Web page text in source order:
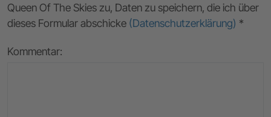
Queen Of The Skies zu, Daten zu speichern, die ich über
dieses Formular abschicke (Datenschutzerklärung) *
Kommentar: